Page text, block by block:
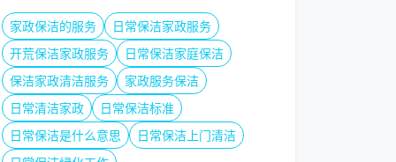
家政保洁的服务
日常保洁家政服务
开荒保洁家政服务
日常保洁家庭保洁
保洁家政清洁服务
家政服务保洁
日常清洁家政
日常保洁标准
日常保洁是什么意思
日常保洁上门清洁